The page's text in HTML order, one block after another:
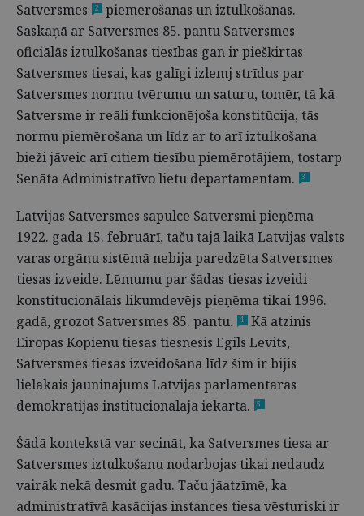
Satversmes
2
piemērošanas un iztulkošanas.
Saskaņā ar Satversmes 85. pantu Satversmes
oficiālās iztulkošanas tiesības gan ir piešķirtas
Satversmes tiesai, kas galīgi izlemj strīdus par
Satversmes normu tvērumu un saturu, tomēr, tā kā
Satversme ir reāli funkcionējoša konstitūcija, tās
normu piemērošana un līdz ar to arī iztulkošana
bieži jāveic arī citiem tiesību piemērotājiem, tostarp
Senāta Administratīvo lietu departamentam.
3
Latvijas Satversmes sapulce Sa­tversmi pieņēma
1922. gada 15. februārī, taču tajā laikā Latvijas valsts
varas orgānu sistēmā nebija paredzēta Satversmes
tiesas izveide. Lēmumu par šādas tiesas izveidi
konstitucionālais likumdevējs pieņēma tikai 1996.
gadā, grozot Satversmes 85. pantu.
4
Kā atzinis
Eiropas Kopienu tiesas tiesnesis Egils Levits,
Satversmes tiesas izveidošana līdz šim ir bijis
lielākais jauninājums Latvijas parlamentārās
demokrātijas institucionālajā iekārtā.
5
Šādā kontekstā var secināt, ka Satversmes tiesa ar
Satversmes iztulkošanu nodarbojas tikai nedaudz
vairāk nekā desmit gadu. Taču jāatzīmē, ka
administratīvā kasācijas instances tiesa vēsturiski ir